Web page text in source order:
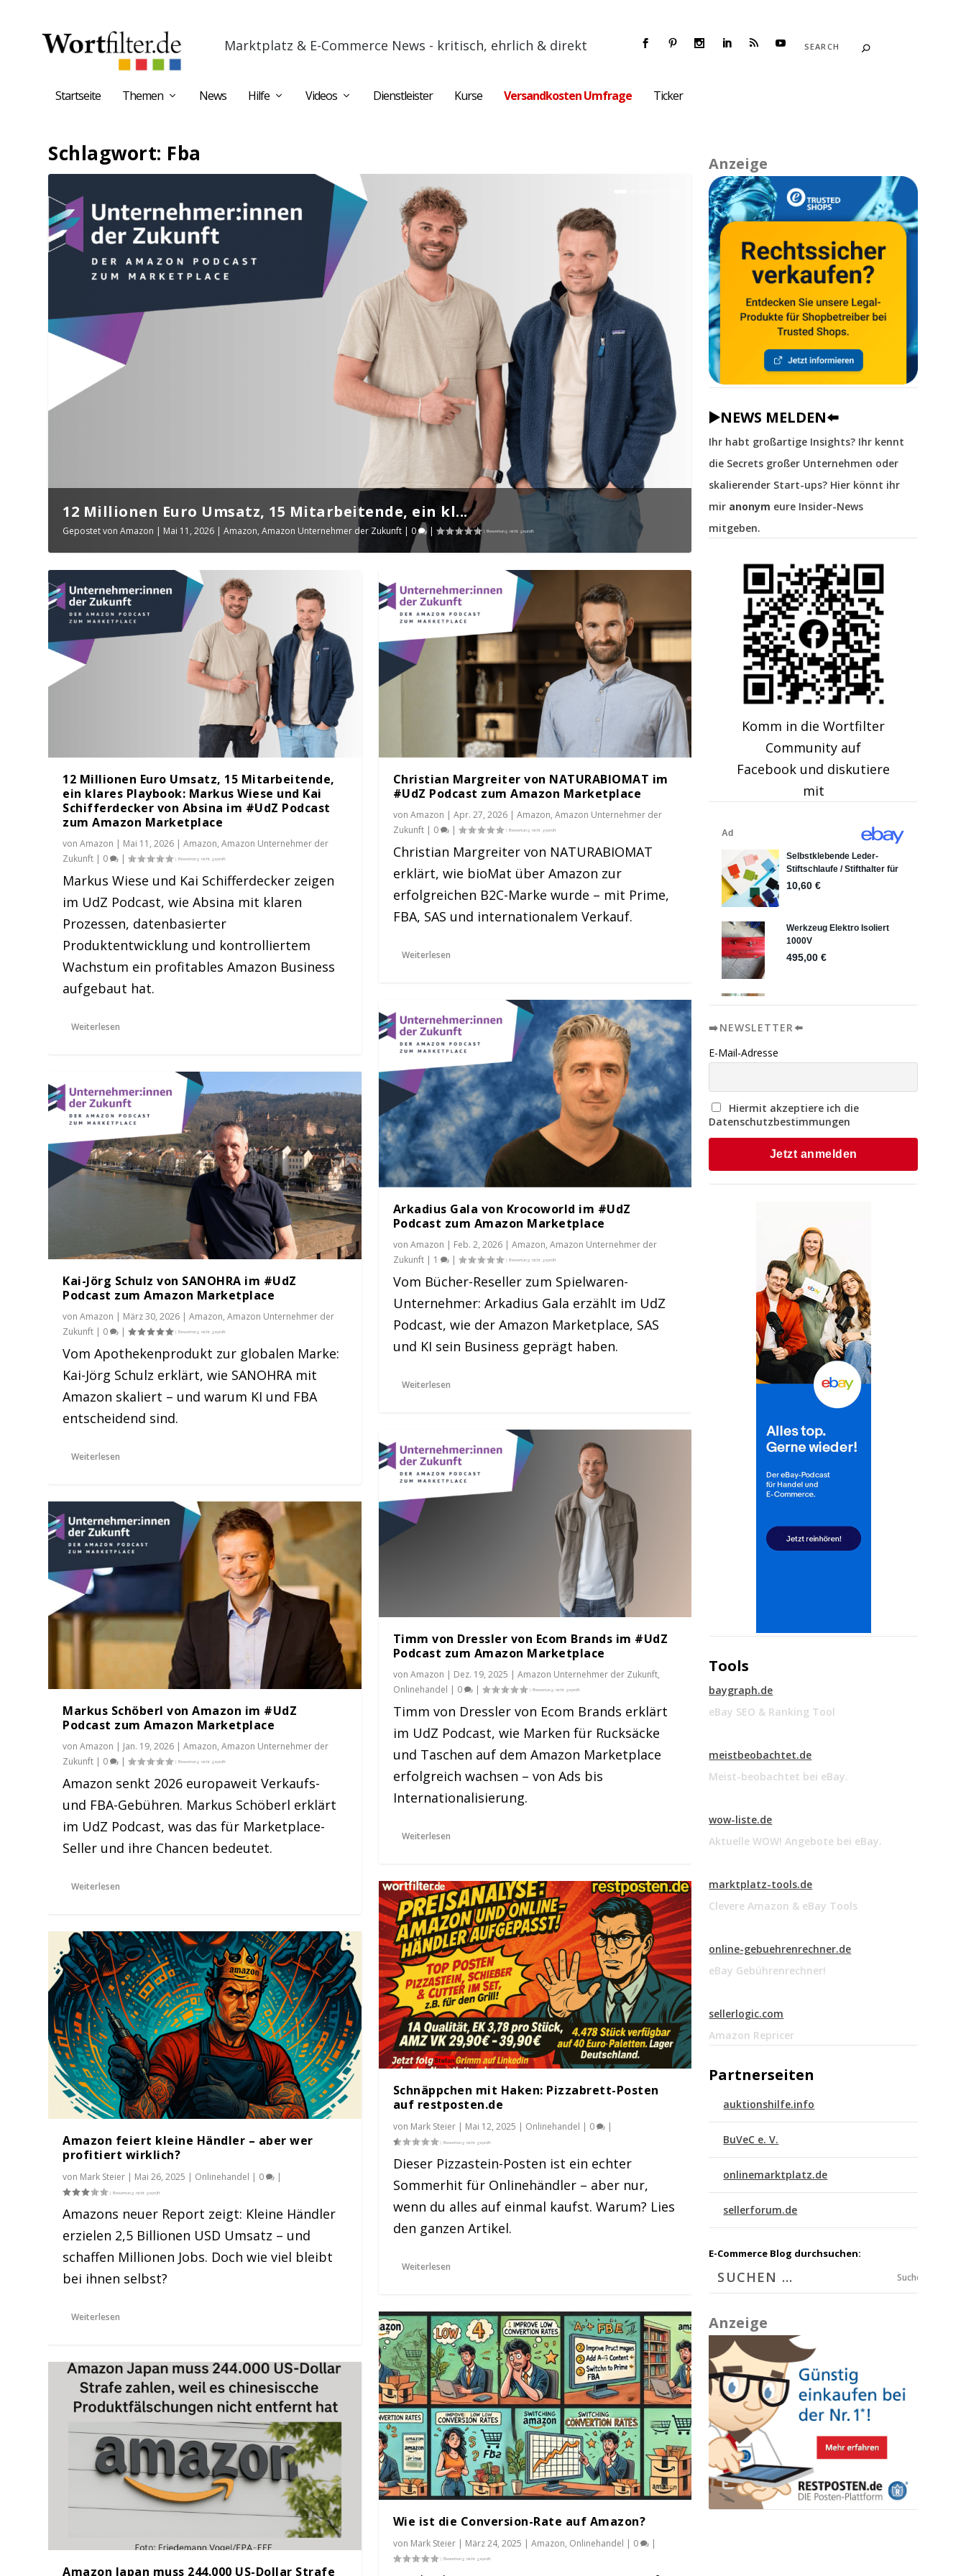
Marktplatz & E-Commerce News - kritisch, ehrlich & direkt
Startseite Themen News Hilfe Videos Dienstleister Kurse Versandkosten Umfrage Ticker
Schlagwort: Fba
12 Millionen Euro Umsatz, 15 Mitarbeitende, ein kl...
Gepostet vonAmazon | Mai 11, 2026 |Amazon,Amazon Unternehmer der Zukunft | 0 |
Christian Margreiter von NATURABIOMAT im #UdZ Podc...
Gepostet vonAmazon|Apr. 27, 2026|Amazon ,Amazon Unternehmer der Zukunft
Kai-Jörg Schulz von SANOHRA im #UdZ Podcast zum Am...
Gepostet vonAmazon|März 30, 2026|Amazon ,Amazon Unternehmer der Zukunft
Arkadius Gala von Krocoworld im #UdZ Podcast zum A...
Gepostet vonAmazon|Feb. 2, 2026|Amazon, Amazon Unternehmer der Zukunft
Markus Schöberl von Amazon im #UdZ Podcast zum Ama...
Gepostet vonAmazon|Jan. 19, 2026| Amazon, Amazon Unternehmer der Zukunft
Timm von Dressler von Ecom Brands im #UdZ Podcast ...
Gepostet vonAmazon|Dez. 19, 2025|Amazon Unternehmer der Zukunft
12 Millionen Euro Umsatz, 15 Mitarbeitende,
ein klares Playbook: Markus Wiese und Kai
Schifferdecker von Absina im #UdZ Podcast
zum Amazon Marketplace
vonAmazon | Mai 11, 2026 |Amazon,Amazon Unternehmer der
Zukunft | 0 |
Markus Wiese und Kai Schifferdecker zeigen
im UdZ Podcast, wie Absina mit klaren
Prozessen, datenbasierter
Produktentwicklung und kontrolliertem
Wachstum ein profitables Amazon Business
aufgebaut hat.
Weiterlesen
Kai-Jörg Schulz von SANOHRA im #UdZ
Podcast zum Amazon Marketplace
vonAmazon | März 30, 2026 |Amazon,Amazon Unternehmer der
Zukunft | 0 |
Vom Apothekenprodukt zur globalen Marke:
Kai-Jörg Schulz erklärt, wie SANOHRA mit
Amazon skaliert – und warum KI und FBA
entscheidend sind.
Weiterlesen
Markus Schöberl von Amazon im #UdZ
Podcast zum Amazon Marketplace
vonAmazon | Jan. 19, 2026 |Amazon,Amazon Unternehmer der
Zukunft | 0 |
Amazon senkt 2026 europaweit Verkaufs-
und FBA-Gebühren. Markus Schöberl erklärt
im UdZ Podcast, was das für Marketplace-
Seller und ihre Chancen bedeutet.
Weiterlesen
Amazon feiert kleine Händler – aber wer
profitiert wirklich?
von Mark Steier | Mai 26, 2025 | Onlinehandel | 0 |
Amazons neuer Report zeigt: Kleine Händler
erzielen 2,5 Billionen USD Umsatz – und
schaffen Millionen Jobs. Doch wie viel bleibt
bei ihnen selbst?
Weiterlesen
Amazon Japan muss 244.000 US-Dollar Strafe
Christian Margreiter von NATURABIOMAT im
#UdZ Podcast zum Amazon Marketplace
von Amazon | Apr. 27, 2026| Amazon, Amazon Unternehmer der
Zukunft| 0 |
Christian Margreiter von NATURABIOMAT
erklärt, wie bioMat über Amazon zur
erfolgreichen B2C-Marke wurde – mit Prime,
FBA, SAS und internationalem Verkauf.
Weiterlesen
Arkadius Gala von Krocoworld im #UdZ
Podcast zum Amazon Marketplace
von Amazon | Feb. 2, 2026| Amazon, Amazon Unternehmer der
Zukunft| 1 |
Vom Bücher-Reseller zum Spielwaren-
Unternehmer: Arkadius Gala erzählt im UdZ
Podcast, wie der Amazon Marketplace, SAS
und KI sein Business geprägt haben.
Weiterlesen
Timm von Dressler von Ecom Brands im #UdZ
Podcast zum Amazon Marketplace
von Amazon | Dez. 19, 2025 | Amazon Unternehmer der Zukunft,
Onlinehandel | 0 |
Timm von Dressler von Ecom Brands erklärt
im UdZ Podcast, wie Marken für Rucksäcke
und Taschen auf dem Amazon Marketplace
erfolgreich wachsen – von Ads bis
Internationalisierung.
Weiterlesen
Schnäppchen mit Haken: Pizzabrett-Posten
auf restposten.de
von Mark Steier| Mai 12, 2025 | Onlinehandel | 0 |
Dieser Pizzastein-Posten ist ein echter
Sommerhit für Onlinehändler – aber nur,
wenn du alles auf einmal kaufst. Warum? Lies
den ganzen Artikel.
Weiterlesen
Wie ist die Conversion-Rate auf Amazon?
von Mark Steier| März 24, 2025 | Amazon, Onlinehandel | 0 |
Anzeige
▶️NEWS MELDEN⬅️
Ihr habt großartige Insights? Ihr kennt
die Secrets großer Unternehmen oder
skalierender Start-ups? Hier könnt ihr
mir anonym eure Insider-News
mitgeben.
Komm in die Wortfilter
Community auf
Facebook und diskutiere
mit
➡️NEWSLETTER⬅️
E-Mail-Adresse
Hiermit akzeptiere ich die
Datenschutzbestimmungen
Tools
baygraph.de
eBay SEO & Ranking Tool
meistbeobachtet.de
Meist-beobachtet bei eBay.
wow-liste.de
Aktuelle WOW! Angebote bei eBay.
marktplatz-tools.de
Clevere Amazon & eBay Tools
online-gebuehrenrechner.de
eBay Gebührenrechner!
sellerlogic.com
Amazon Repricer
Partnerseiten
auktionshilfe.info
BuVeC e. V.
onlinemarktplatz.de
sellerforum.de
E-Commerce Blog durchsuchen:
Suchen
Anzeige